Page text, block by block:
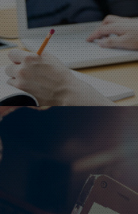
호서 TV